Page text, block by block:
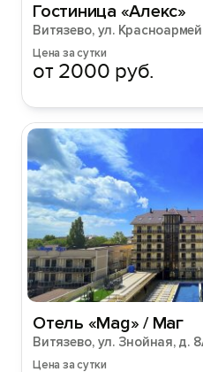
Гостиница «Алекс»
Витязево, ул.
Цена за сутки
от 2000 руб.
Отель «Мag» / Маг
Витязево, ул. Знойная, д.
Цена за сутки